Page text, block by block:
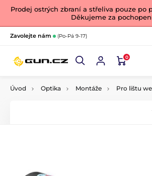
Prodej ostrých zbraní a střeliva pouze po
Děkujeme za
Zavolejte nám (Po-Pá 9-17)
0
Úvod Optika Montáže Pro lištu